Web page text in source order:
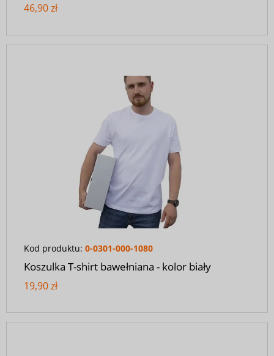
46,90 zł
Kod produktu: 0-0301-000-1080
Koszulka T-shirt bawełniana - kolor biały
19,90 zł